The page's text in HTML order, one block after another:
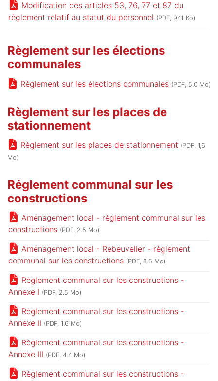
Modification des articles 53, 76, 77 et 87 du
règlement relatif au statut du personnel (PDF, 941 Ko)
Règlement sur les élections
communales
Règlement sur les élections communales (PDF, 5.0 Mo)
Règlement sur les places de
stationnement
Règlement sur les places de stationnement (PDF, 1,6
Mo)
Réglement communal sur les
constructions
Aménagement local - règlement communal sur les
constructions (PDF, 2.5 Mo)
Aménagement local - Rebeuvelier - règlement
communal sur les constructions (PDF, 8.5 Mo)
Règlement communal sur les constructions -
Annexe I (PDF, 2.5 Mo)
Règlement communal sur les constructions -
Annexe II (PDF, 1.6 Mo)
Règlement communal sur les constructions -
Annexe III (PDF, 4.4 Mo)
Règlement communal sur les constructions -